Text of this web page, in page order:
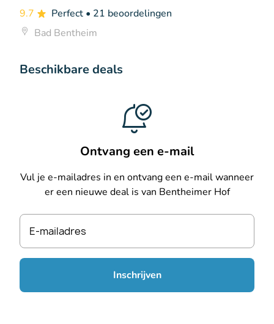
9.7 Perfect • 21 beoordelingen
Bad Bentheim
Beschikbare deals
Ontvang een e-mail
Vul je e-mailadres in en ontvang een e-mail wanneer
er een nieuwe deal is van Bentheimer Hof
E-mailadres
Inschrijven